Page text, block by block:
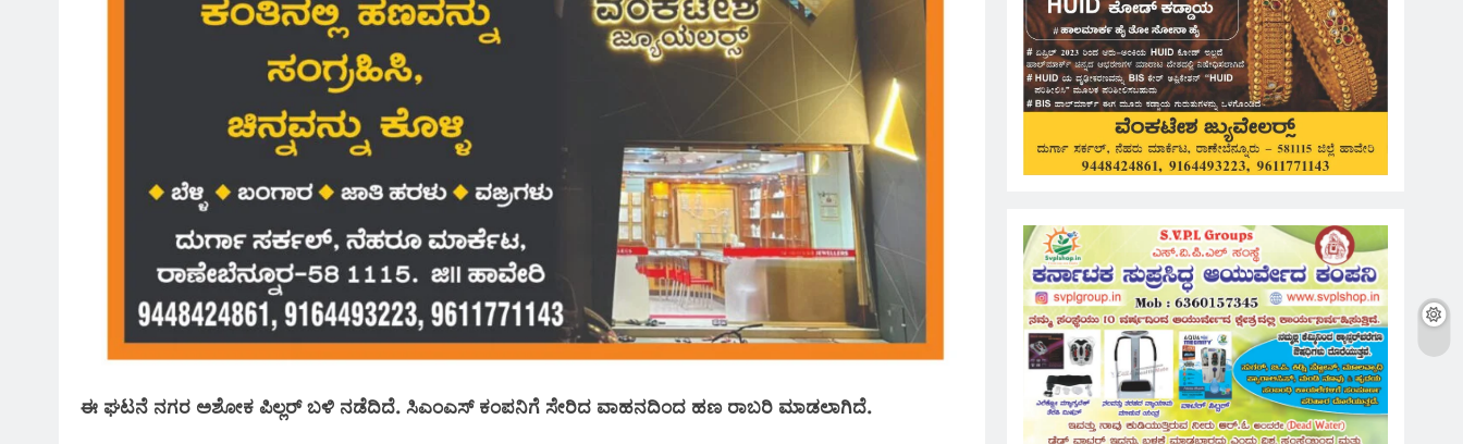
ಈ ಘಟನೆ ನಗರ ಅಶೋಕ ಪಿಲ್ಲರ್ ಬಳಿ ನಡೆದಿದೆ. ಸಿಎಂಎಸ್ ಕಂಪನಿಗೆ ಸೇರಿದ ವಾಹನದಿಂದ ಹಣ ರಾಬರಿ ಮಾಡಲಾಗಿದೆ.